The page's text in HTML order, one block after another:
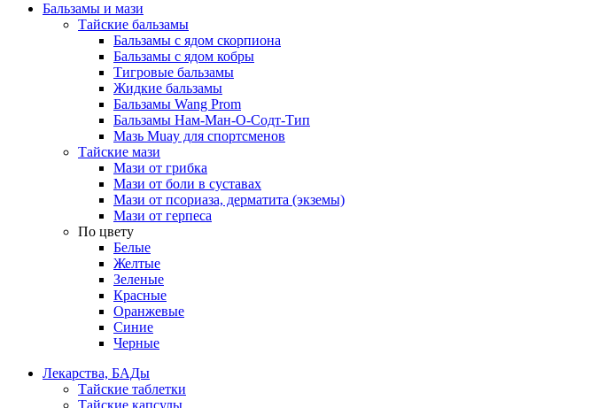
Бальзамы и мази
Тайские бальзамы
Бальзамы с ядом скорпиона
Бальзамы с ядом кобры
Тигровые бальзамы
Жидкие бальзамы
Бальзамы Wang Prom
Бальзамы Нам-Ман-О-Содт-Тип
Мазь Muay для спортсменов
Тайские мази
Мази от грибка
Мази от боли в суставах
Мази от псориаза, дерматита (экземы)
Мази от герпеса
По цвету
Белые
Желтые
Зеленые
Красные
Оранжевые
Синие
Черные
Лекарства, БАДы
Тайские таблетки
Тайские капсулы